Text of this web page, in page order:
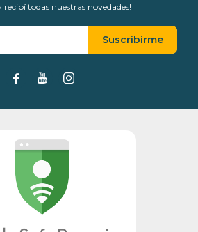
recibí todas nuestras novedades!
Suscribirme
  